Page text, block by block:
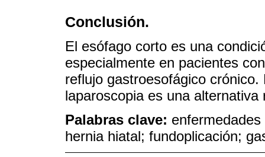
Conclusión.
El esófago corto es una
especialmente en pacientes
reflujo gastroesofágico
laparoscopia es una
Palabras clave:
hernia hiatal; fundoplicación;